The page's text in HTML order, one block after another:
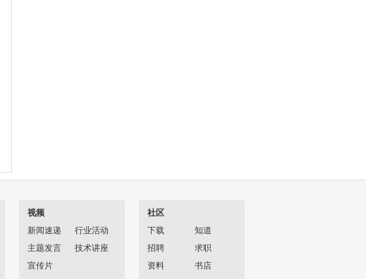
视频
新闻速递
行业活动
主题发言
技术讲座
宣传片
社区
下载
知道
招聘
求职
资料
书店